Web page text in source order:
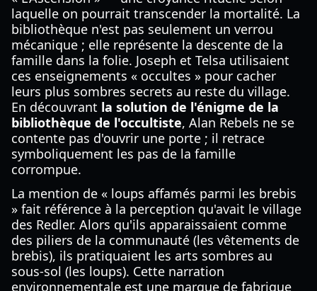
laquelle on pourrait transcender la mortalité. La
bibliothèque n'est pas seulement un verrou
mécanique ; elle représente la descente de la
famille dans la folie. Joseph et Telsa utilisaient
ces enseignements « occultes » pour cacher
leurs plus sombres secrets au reste du village.
En découvrant la solution de l'énigme de la
bibliothèque de l'occultiste, Alan Rebels ne se
contente pas d'ouvrir une porte ; il retrace
symboliquement les pas de la famille
corrompue.
La mention de « loups affamés parmi les brebis
» fait référence à la perception qu'avait le village
des Redler. Alors qu'ils apparaissaient comme
des piliers de la communauté (les vêtements de
brebis), ils pratiquaient les arts sombres au
sous-sol (les loups). Cette narration
environnementale est une marque de fabrique